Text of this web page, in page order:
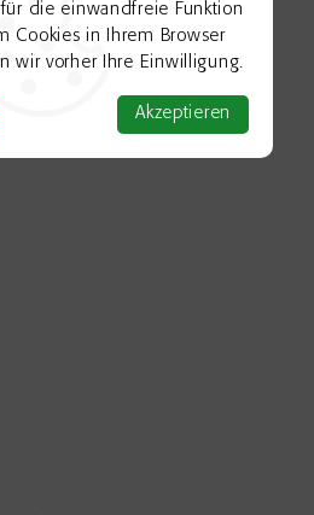
die einwandfreie Funktion
Cookies in Ihrem Browser
wir vorher Ihre Einwilligung.
Akzeptieren